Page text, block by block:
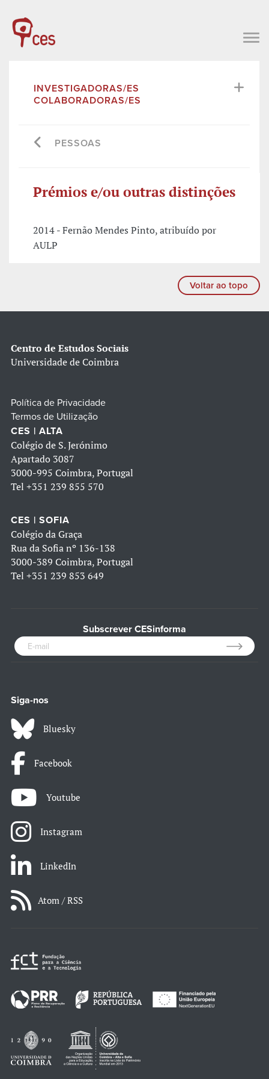
INVESTIGADORAS/ES
COLABORADORAS/ES
PESSOAS
Prémios e/ou outras distinções
2014 - Fernão Mendes Pinto, atribuído por
AULP
Voltar ao topo
Centro de Estudos Sociais
Universidade de Coimbra
Política de Privacidade
Termos de Utilização
CES | ALTA
Colégio de S. Jerónimo
Apartado 3087
3000-995 Coimbra, Portugal
Tel +351 239 855 570
CES | SOFIA
Colégio da Graça
Rua da Sofia nº 136-138
3000-389 Coimbra, Portugal
Tel +351 239 853 649
Subscrever CESinforma
Siga-nos
Bluesky
Facebook
Youtube
Instagram
LinkedIn
Atom / RSS